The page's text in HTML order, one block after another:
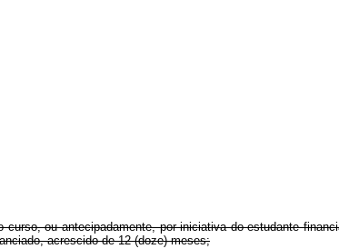
ou antecipadamente, por iniciativa do estudante
acrescido de 12 (doze) meses;